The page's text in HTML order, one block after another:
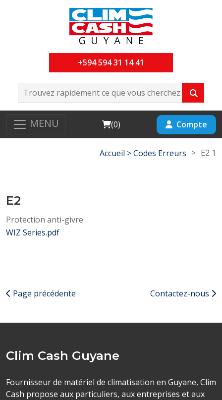
+594 594 31 14 41
MENU Cart
(0) Compte
Accueil >Codes Erreurs > E2 1
E2
Protection anti-givre
WIZ Series.pdf
Page précédente Contactez-nous
Clim Cash Guyane
Fournisseur de matériel de climatisation en Guyane, Clim
Cash propose aux particuliers, aux entreprises et aux